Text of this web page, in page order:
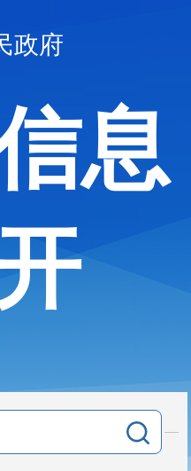
政府
息